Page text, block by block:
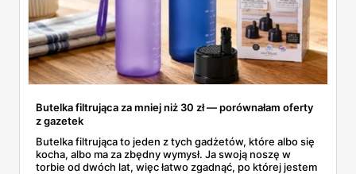
Butelka filtrująca za mniej niż 30 zł — porównałam oferty
z gazetek
Butelka filtrująca to jeden z tych gadżetów, które albo się
kocha, albo ma za zbędny wymysł. Ja swoją noszę w
torbie od dwóch lat, więc łatwo zgadnąć, po której jestem